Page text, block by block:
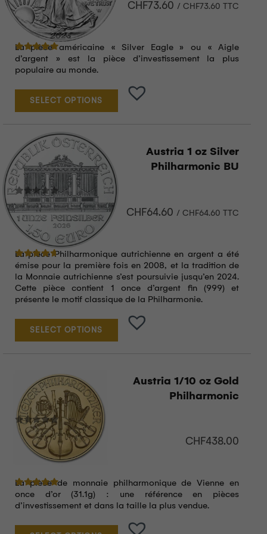
Note5.00sur 5
CHF73.60 /CHF73.60 TTC
La pièce américaine « Silver Eagle » ou « Aigle
d’argent » est la pièce d’investissement la plus
populaire au monde.
SELECT OPTIONS
Austria 1 oz Silver
Philharmonic BU
Note4.50sur 5
CHF64.60 /CHF64.60 TTC
La pièce Philharmonique autrichienne en argent a été
émise pour la première fois en 2008, et la tradition de
la Monnaie autrichienne s’est poursuivie jusqu’en 2024.
Cette pièce contient 1 once d’argent fin (999) et
présente le motif classique de la Philharmonie.
SELECT OPTIONS
Austria 1/10 oz Gold
Philharmonic
Note 5.00sur 5
CHF438.00
La pièce de monnaie philharmonique de Vienne en
once d’or (31.1g) : une référence en pièces
d’investissement et dans la taille la plus vendue.